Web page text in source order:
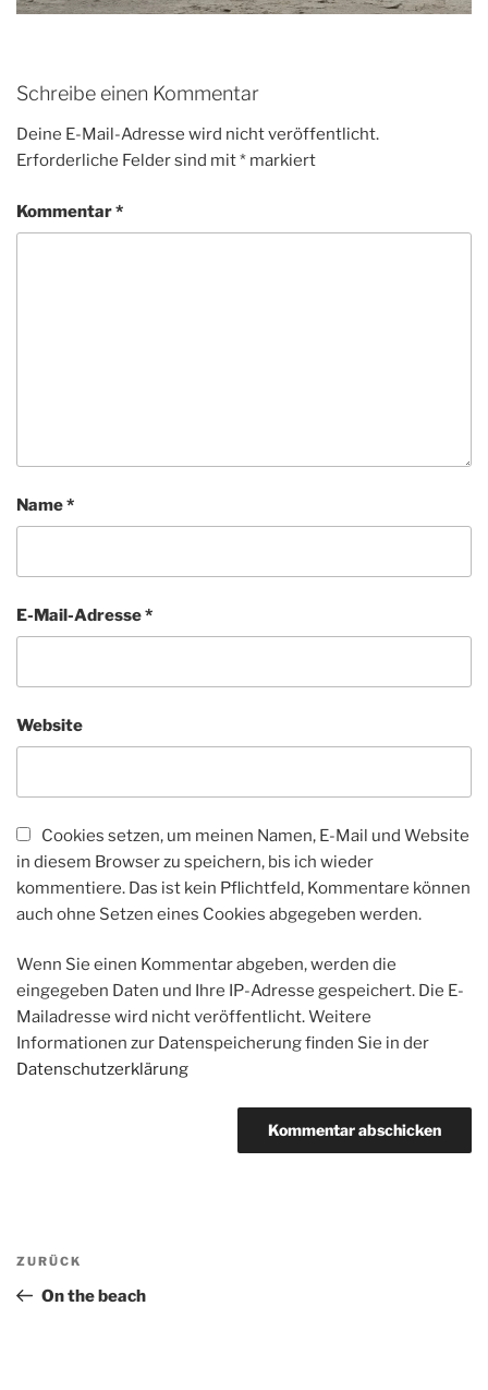
Schreibe einen Kommentar
Deine E-Mail-Adresse wird nicht veröffentlicht.
Erforderliche Felder sind mit* markiert
Kommentar*
Name*
E-Mail-Adresse*
Website
Cookies setzen, um meinen Namen, E-Mail und Website
in diesem Browser zu speichern, bis ich wieder
kommentiere. Das ist kein Pflichtfeld, Kommentare können
auch ohne Setzen eines Cookies abgegeben werden.
Wenn Sie einen Kommentar abgeben, werden die
eingegeben Daten und Ihre IP-Adresse gespeichert. Die E-
Mailadresse wird nicht veröffentlicht. Weitere
Informationen zur Datenspeicherung finden Sie in der
Datenschutzerklärung
Beitragsnavigation
Vorheriger
Beitrag
ZURÜCK
On the beach